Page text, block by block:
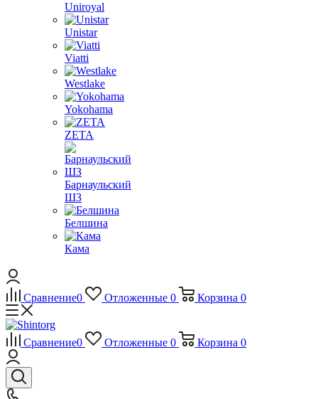
Uniroyal
Unistar
Viatti
Westlake
Yokohama
ZETA
Барнаульский
ШЗ
Белшина
Кама
Сравнение0 Отложенные 0 Корзина 0
Сравнение0 Отложенные 0 Корзина 0